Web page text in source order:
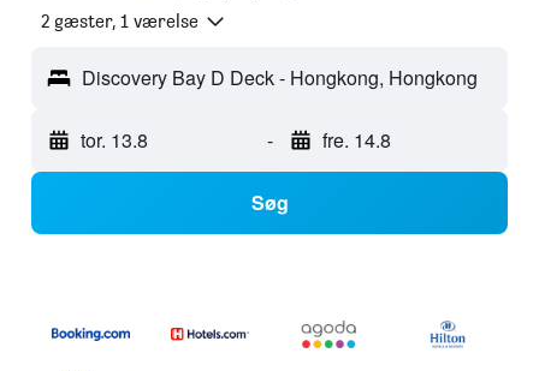
2 gæster, 1 værelse
Discovery Bay D Deck - Hongkong, Hongkong
tor. 13.8 - fre. 14.8
Søg